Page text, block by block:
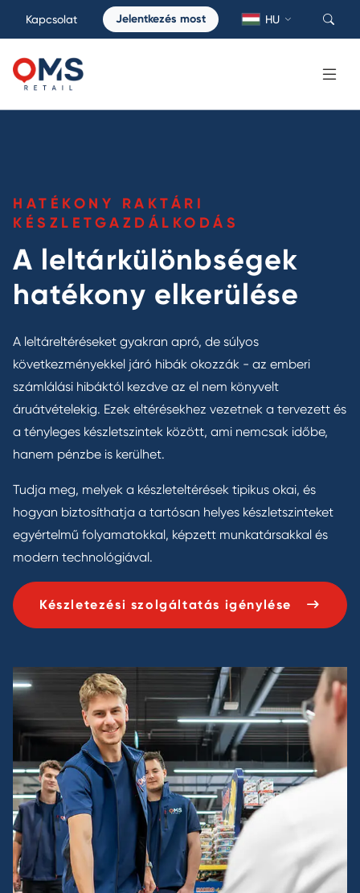
Kapcsolat Jelentkezés most HU
HATÉKONY RAKTÁRI
KÉSZLETGAZDÁLKODÁS
A leltárkülönbségek
hatékony elkerülése
A leltáreltéréseket gyakran apró, de súlyos
következményekkel járó hibák okozzák - az emberi
számlálási hibáktól kezdve az el nem könyvelt
áruátvételekig. Ezek eltérésekhez vezetnek a tervezett és
a tényleges készletszintek között, ami nemcsak időbe,
hanem pénzbe is kerülhet.
Tudja meg, melyek a készleteltérések tipikus okai, és
hogyan biztosíthatja a tartósan helyes készletszinteket
egyértelmű folyamatokkal, képzett munkatársakkal és
modern technológiával.
Készletezési szolgáltatás igénylése